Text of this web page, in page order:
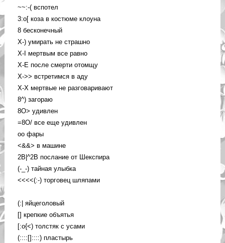
~~:-( вспотел
3:o[ коза в костюме клоуна
8 бесконечный
X-) умирать не страшно
X-I мертвым все равно
X-E после смерти отомщу
X->> встретимся в аду
X-X мертвые не разговаривают
8^) загораю
8O> удивлен
=8O/ все еще удивлен
oo фары
<&&> в машине
2B|^2B послание от Шекспира
(-_-) тайная улыбка
<<<<(:-) торговец шляпами
(:| яйцеголовый
[] крепкие объятья
[:o{<) толстяк с усами
(::::[]::::) пластырь